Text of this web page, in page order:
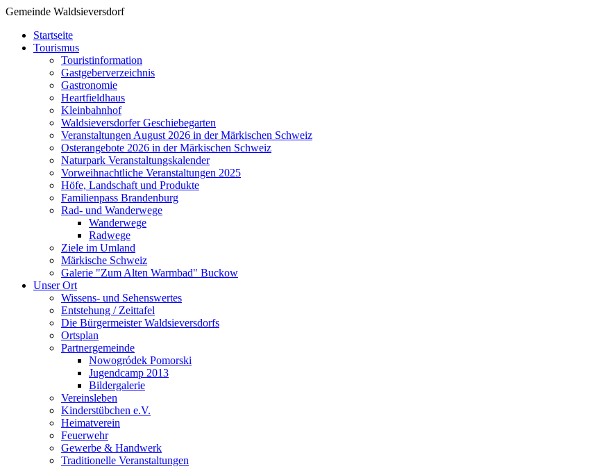
Gemeinde Waldsieversdorf
Startseite
Tourismus
Touristinformation
Gastgeberverzeichnis
Gastronomie
Heartfieldhaus
Kleinbahnhof
Waldsieversdorfer Geschiebegarten
Veranstaltungen August 2026 in der Märkischen Schweiz
Osterangebote 2026 in der Märkischen Schweiz
Naturpark Veranstaltungskalender
Vorweihnachtliche Veranstaltungen 2025
Höfe, Landschaft und Produkte
Familienpass Brandenburg
Rad- und Wanderwege
Wanderwege
Radwege
Ziele im Umland
Märkische Schweiz
Galerie "Zum Alten Warmbad" Buckow
Unser Ort
Wissens- und Sehenswertes
Entstehung / Zeittafel
Die Bürgermeister Waldsieversdorfs
Ortsplan
Partnergemeinde
Nowogródek Pomorski
Jugendcamp 2013
Bildergalerie
Vereinsleben
Kinderstübchen e.V.
Heimatverein
Feuerwehr
Gewerbe & Handwerk
Traditionelle Veranstaltungen